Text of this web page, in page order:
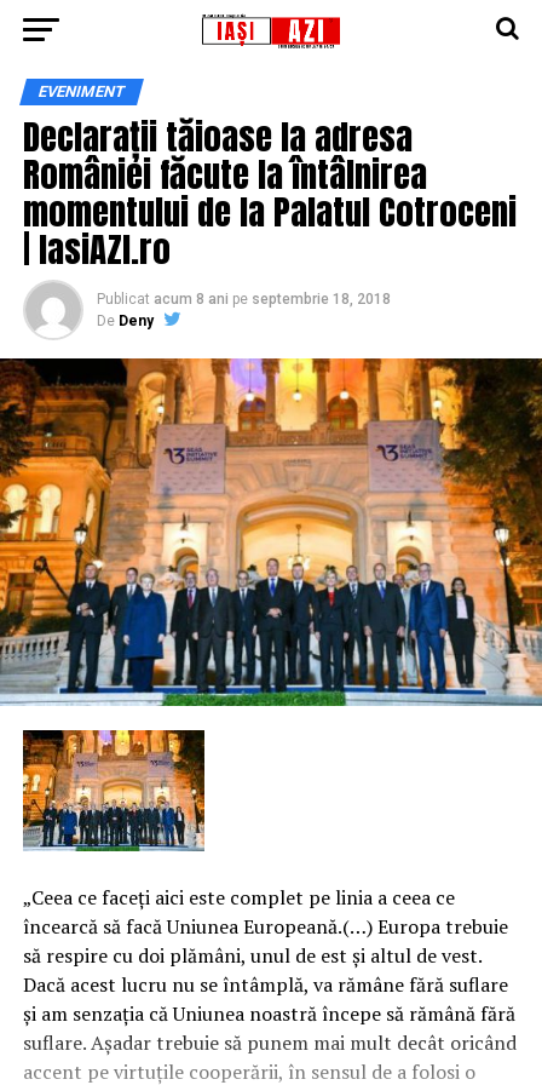
EVENIMENT
Declarații tăioase la adresa
României făcute la întâlnirea
momentului de la Palatul Cotroceni
| IasiAZI.ro
Publicat acum 8 ani pe septembrie 18, 2018
De Deny
„Ceea ce faceţi aici este complet pe linia a ceea ce
încearcă să facă Uniunea Europeană.(…) Europa trebuie
să respire cu doi plămâni, unul de est şi altul de vest.
Dacă acest lucru nu se întâmplă, va rămâne fără suflare
şi am senzaţia că Uniunea noastră începe să rămână fără
suflare. Aşadar trebuie să punem mai mult decât oricând
accent pe virtuţile cooperării, în sensul de a folosi o